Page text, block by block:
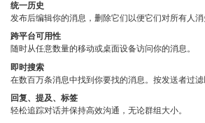
统一历史
发布后编辑你的消息，删除它们以便它们对所有人消
跨平台可用性
随时从任意数量的移动或桌面设备访问你的消息。
即时搜索
在数百万条消息中找到你要找的消息。按发送者过滤
回复、提及、标签
轻松追踪对话并保持高效沟通，无论群组大小。